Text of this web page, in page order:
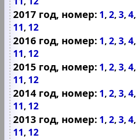
2017 год, номер: 1,2,3,4,
11, 12
2016 год, номер: 1,2,3,4,
11, 12
2015 год, номер: 1,2,3,4,
11, 12
2014 год, номер: 1,2,3,4,
11, 12
2013 год, номер: 1,2,3,4,
11, 12